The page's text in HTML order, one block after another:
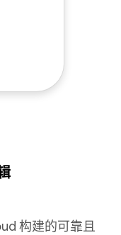
构建的可靠且